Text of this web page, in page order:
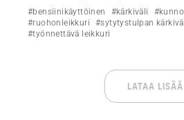
ruohonleikkurin sytytystulpan
#bensiinikäyttöinen #kärkiväli
#ruohonleikkuri
#sytytystulpan
#työnnettävä leikkuri
LATAA LISÄÄ